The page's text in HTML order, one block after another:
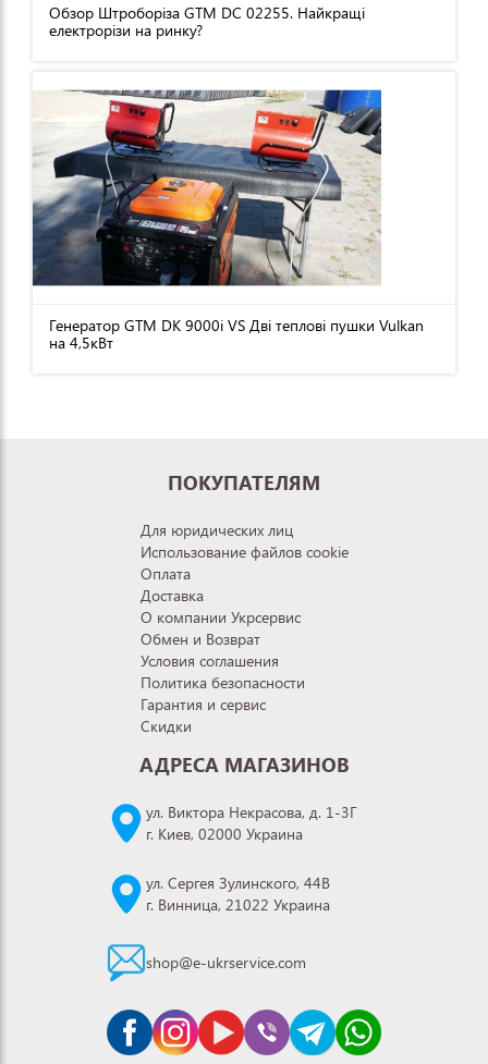
Обзор Штроборіза GTM DC 02255. Найкращі
електрорізи на ринку?
Генератор GTM DK 9000i VS Дві теплові пушки Vulkan
на 4,5кВт
ПОКУПАТЕЛЯМ
Для юридических лиц
Использование файлов cookie
Оплата
Доставка
О компании Укрсервис
Обмен и Возврат
Условия соглашения
Политика безопасности
Гарантия и сервис
Скидки
АДРЕСА МАГАЗИНОВ
ул. Виктора Некрасова, д. 1-3Г
г. Киев, 02000 Украина
ул. Сергея Зулинского, 44В
г. Винница, 21022 Украина
shop@e-ukrservice.com